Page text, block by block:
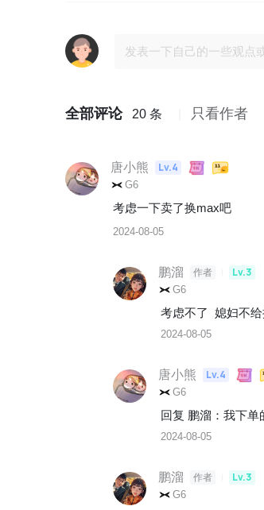
全部评论 20 条 只看作者
唐小熊 Lv.4
G6
考虑一下卖了换max吧
2024-08-05
鹏溜 作者 Lv.3
G6
考虑不了  媳妇不
2024-08-05
唐小熊 Lv.4
G6
回复 鹏溜 ： 我下单
2024-08-05
鹏溜 作者 Lv.3
G6